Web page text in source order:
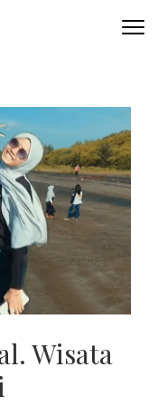
Wisata